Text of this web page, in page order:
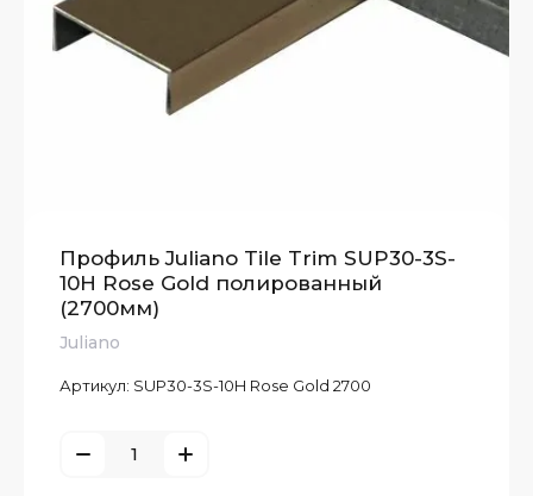
Профиль Juliano Tile Trim SUP30-3S-
10H Rose Gold полированный
(2700мм)
Juliano
Артикул: SUP30-3S-10H Rose Gold 2700